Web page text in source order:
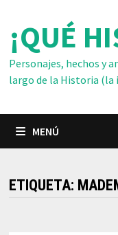
contenido
¡QUÉ
Personajes, hechos y
largo de la Historia
MENÚ
ETIQUETA: